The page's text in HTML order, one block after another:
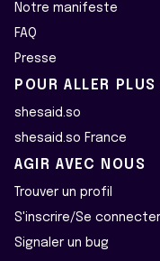
Notre manifeste
FAQ
Presse
POUR ALLER PLUS
shesaid.so
shesaid.so France
AGIR AVEC NOUS
Trouver un profil
S'inscrire/Se connecter
Signaler un bug